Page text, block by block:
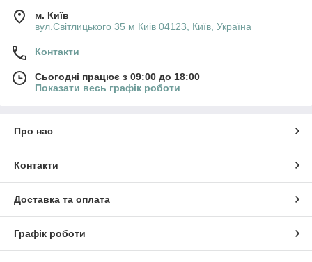
м. Київ
вул.Світлицького 35 м Киів 04123, Київ, Україна
Контакти
Сьогодні працює з 09:00 до 18:00
Показати весь графік роботи
Про нас
Контакти
Доставка та оплата
Графік роботи